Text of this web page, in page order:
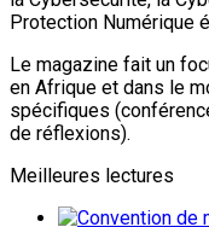
Protection Numérique
Le magazine fait un
en Afrique et dans le
spécifiques
de réflexions).
Meilleures lectures